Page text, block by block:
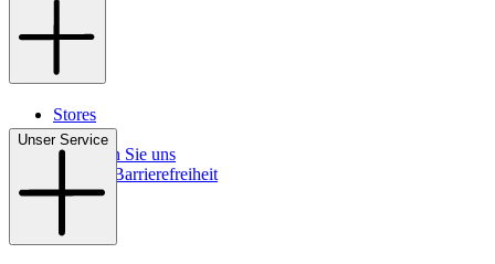
Stores
Kontakt
So finden Sie uns
Digitale Barrierefreiheit
Unser Service